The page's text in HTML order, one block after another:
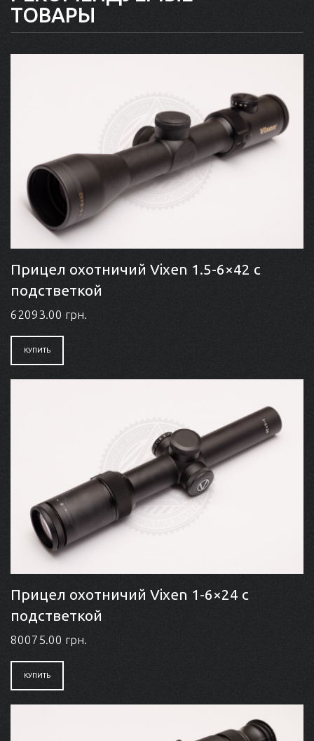
ТОВАРЫ
Прицел охотничий Vixen 1.5-6×42 с
подстветкой
62093.00 грн.
КУПИТЬ
Прицел охотничий Vixen 1-6×24 с
подстветкой
80075.00 грн.
КУПИТЬ